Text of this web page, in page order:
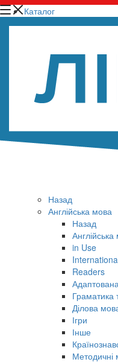
Каталог
Назад
Англійська мова
Назад
in Use
Readers
Граматика
Ділова
Ігри
Інше
Методичні